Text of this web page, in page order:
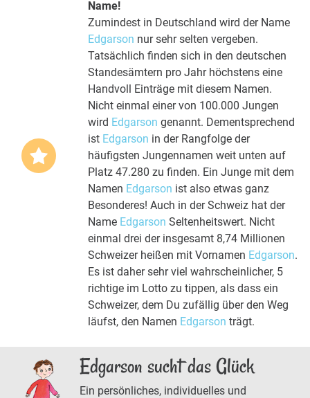
Name!
Zumindest in Deutschland wird der Name
Edgarson nur sehr selten vergeben.
Tatsächlich finden sich in den deutschen
Standesämtern pro Jahr höchstens eine
Handvoll Einträge mit diesem Namen.
Nicht einmal einer von 100.000 Jungen
wird Edgarson genannt. Dementsprechend
ist Edgarson in der Rangfolge der
häufigsten Jungennamen weit unten auf
Platz 47.280 zu finden. Ein Junge mit dem
Namen Edgarson ist also etwas ganz
Besonderes! Auch in der Schweiz hat der
Name Edgarson Seltenheitswert. Nicht
einmal drei der insgesamt 8,74 Millionen
Schweizer heißen mit Vornamen Edgarson.
Es ist daher sehr viel wahrscheinlicher, 5
richtige im Lotto zu tippen, als dass ein
Schweizer, dem Du zufällig über den Weg
läufst, den Namen Edgarson trägt.
Edgarson sucht das Glück
Ein persönliches, individuelles und